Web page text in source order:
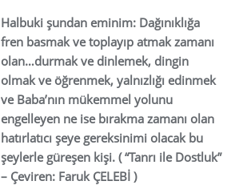
Halbuki şundan eminim: Dağınıklığa
fren basmak ve toplayıp atmak zamanı
olan…durmak ve dinlemek, dingin
olmak ve öğrenmek, yalnızlığı edinmek
ve Baba’nın mükemmel yolunu
engelleyen ne ise bırakma zamanı olan
hatırlatıcı şeye gereksinimi olacak bu
şeylerle güreşen kişi. ( “Tanrı ile Dostluk”
– Çeviren: Faruk ÇELEBİ )